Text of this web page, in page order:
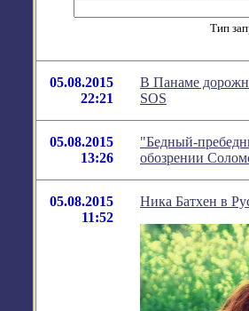
Тип
05.08.2015
22:21
В Панаме
SOS
05.08.2015
13:26
"Бедный-
обозрении
05.08.2015
11:52
Ника Батхен в